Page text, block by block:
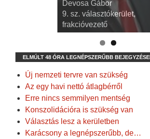
dr. Kispál Tibor
3. sz. választókerület,
alpolgármester
Devosa Gábor
9. sz. választókerület,
frakcióvezető
ELMÚLT 48 ÓRA LEGNÉPSZERŰBB BEJEGYZÉSEI
Új nemzeti tervre van szükség
Az egy havi nettó átlagbérről
Erre nincs semmilyen mentség
Konszolidációra is szükség van
Választás lesz a kerületben
Karácsony a legnépszerűbb, de…